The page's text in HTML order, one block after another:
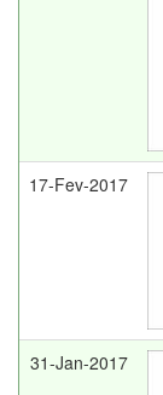
17-Fev-2017
31-Jan-2017